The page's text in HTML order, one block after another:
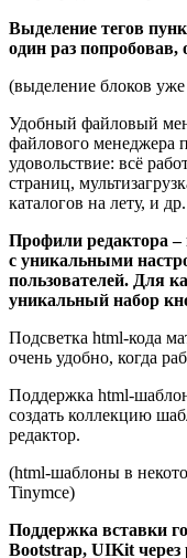
Выделение тегов
один раз
(выделение блоков
Удобный файловый
файлового менеджера
удовольствие: всё
страниц,
каталогов на лету, и др.
Профили редактора –
с уникальными
пользователей. Для
уникальный набор
Подсветка html-кода
очень удобно, когда
Поддержка html-
создать коллекцию
редактор.
(html-шаблоны в
Tinymce)
Поддержка вставки
Bootstrap, UIKit через